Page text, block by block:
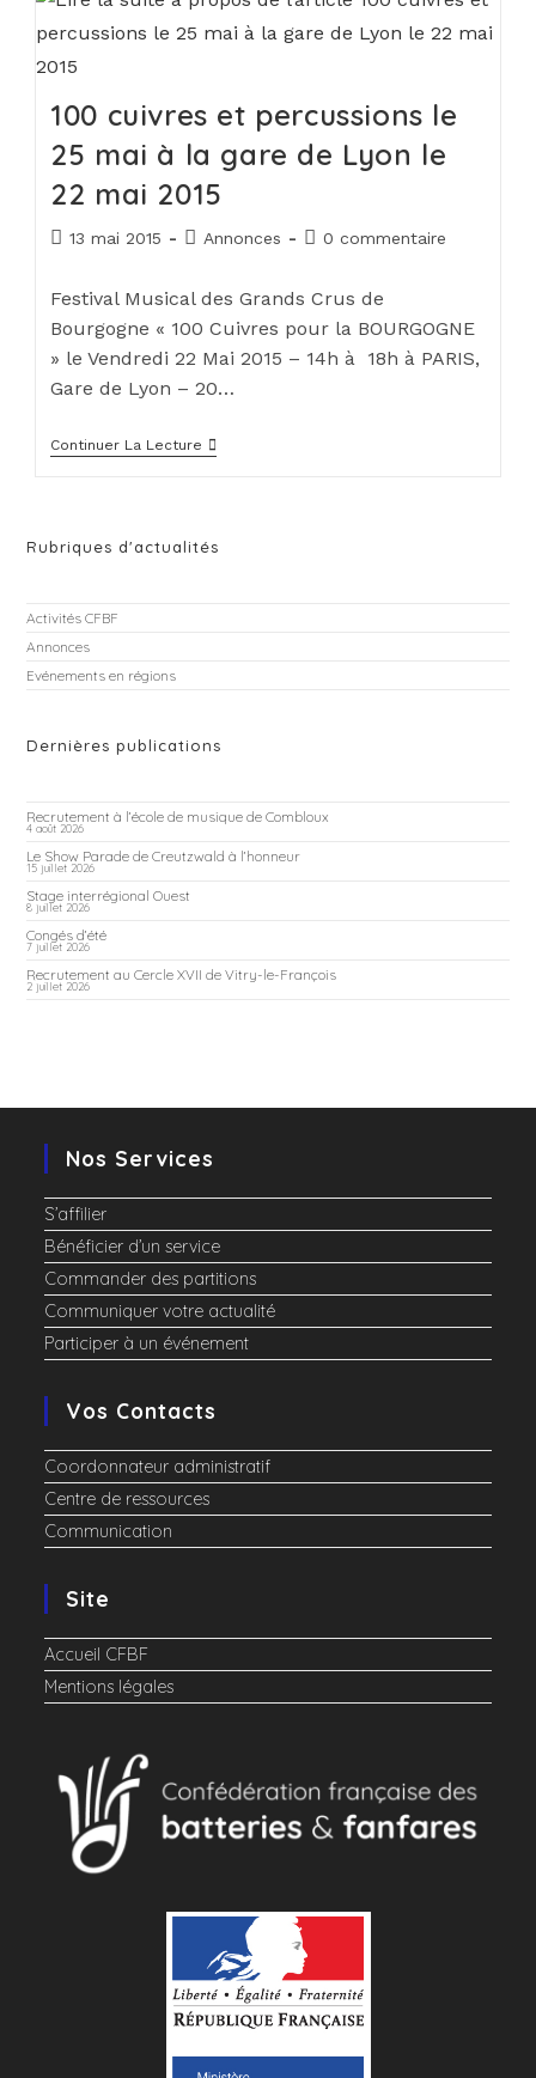
100 cuivres et percussions le
25 mai à la gare de Lyon le
22 mai 2015
13 mai 2015 Annonces 0 commentaire
Festival Musical des Grands Crus de
Bourgogne « 100 Cuivres pour la BOURGOGNE
» le Vendredi 22 Mai 2015 – 14h à 18h à PARIS,
Gare de Lyon – 20…
Continuer La Lecture
Rubriques d'actualités
Activités CFBF
Annonces
Evénements en régions
Dernières publications
Recrutement à l’école de musique de Combloux
4 août 2026
Le Show Parade de Creutzwald à l’honneur
15 juillet 2026
Stage interrégional Ouest
8 juillet 2026
Congés d’été
7 juillet 2026
Recrutement au Cercle XVII de Vitry-le-François
2 juillet 2026
Nos Services
S’affilier
Bénéficier d’un service
Commander des partitions
Communiquer votre actualité
Participer à un événement
Vos Contacts
Coordonnateur administratif
Centre de ressources
Communication
Site
Accueil CFBF
Mentions légales